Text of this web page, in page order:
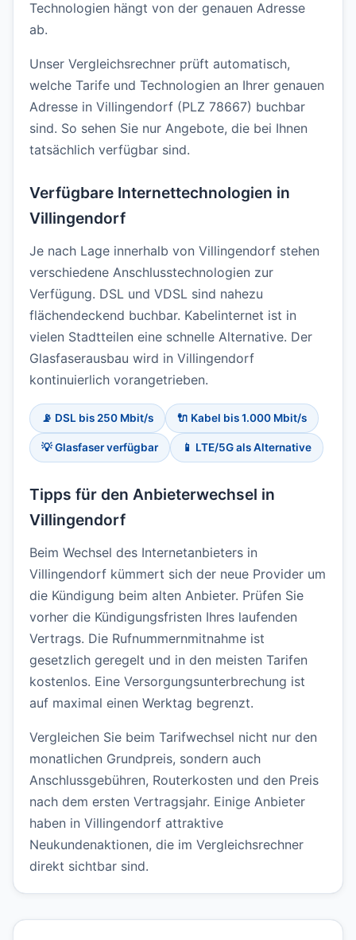
Technologien hängt von der genauen Adresse
ab.
Unser Vergleichsrechner prüft automatisch,
welche Tarife und Technologien an Ihrer genauen
Adresse in Villingendorf (PLZ 78667) buchbar
sind. So sehen Sie nur Angebote, die bei Ihnen
tatsächlich verfügbar sind.
Verfügbare Internettechnologien in
Villingendorf
Je nach Lage innerhalb von Villingendorf stehen
verschiedene Anschlusstechnologien zur
Verfügung. DSL und VDSL sind nahezu
flächendeckend buchbar. Kabelinternet ist in
vielen Stadtteilen eine schnelle Alternative. Der
Glasfaserausbau wird in Villingendorf
kontinuierlich vorangetrieben.
📡 DSL bis 250 Mbit/s 🔌 Kabel bis 1.000 Mbit/s
💡 Glasfaser verfügbar 📱 LTE/5G als Alternative
Tipps für den Anbieterwechsel in
Villingendorf
Beim Wechsel des Internetanbieters in
Villingendorf kümmert sich der neue Provider um
die Kündigung beim alten Anbieter. Prüfen Sie
vorher die Kündigungsfristen Ihres laufenden
Vertrags. Die Rufnummernmitnahme ist
gesetzlich geregelt und in den meisten Tarifen
kostenlos. Eine Versorgungsunterbrechung ist
auf maximal einen Werktag begrenzt.
Vergleichen Sie beim Tarifwechsel nicht nur den
monatlichen Grundpreis, sondern auch
Anschlussgebühren, Routerkosten und den Preis
nach dem ersten Vertragsjahr. Einige Anbieter
haben in Villingendorf attraktive
Neukundenaktionen, die im Vergleichsrechner
direkt sichtbar sind.